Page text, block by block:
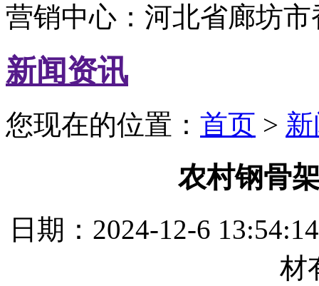
营销中心：河北省廊坊
新闻资讯
您现在的位置： 首页 >
农村钢骨
日期：2024-12-6
材